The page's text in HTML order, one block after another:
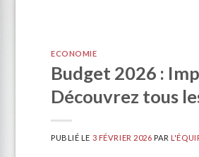
ECONOMIE
Budget 2026 :
Découvrez tous
PUBLIÉ LE 3 FÉVRIER 2026 PAR